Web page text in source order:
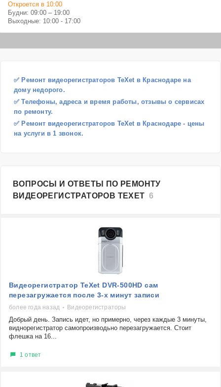
Откроется в 10:00
Будни: 09:00 – 19:00
Выходные: 10:00 - 17:00
✅ Ремонт видеорегистраторов TeXet в Краснодаре на
дому недорого.
✅ Телефоны, адреса и время работы, отзывы о сервисах
по ремонту.
✅ Ремонт видеорегистраторов TeXet в Краснодаре - цены
на услуги в 1 звонок.
ВОПРОСЫ И ОТВЕТЫ ПО РЕМОНТУ
ВИДЕОРЕГИСТРАТОРОВ TEXET6
Видеорегистратор TeXet DVR-500HD сам
перезагружается после 3-х минут записи
более года назад Видеорегистраторы
Добрый день. Запись идет, но примерно, через каждые 3 минуты,
виднорегистратор самопроизводьно перезагружается. Стоит
флешка на 16...
1 ответ